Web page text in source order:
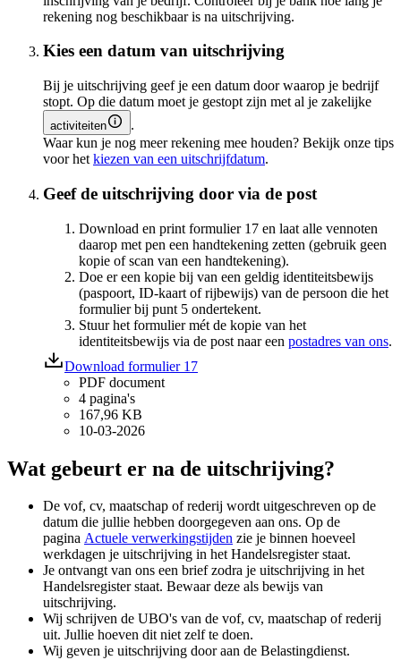
rekening nog beschikbaar is na uitschrijving.
Kies een datum van uitschrijving
Bij je uitschrijving geef je een datum door waarop je bedrijf
stopt. Op die datum moet je gestopt zijn met al je zakelijke
activiteiten
.
Waar kun je nog meer rekening mee houden? Bekijk onze tips
voor het kiezen van een uitschrijfdatum.
Geef de uitschrijving door via de post
Download en print formulier 17 en laat alle vennoten
daarop met pen een handtekening zetten (gebruik geen
kopie of scan van een handtekening).
Doe er een kopie bij van een geldig identiteitsbewijs
(paspoort, ID-kaart of rijbewijs) van de persoon die het
formulier bij punt 5 ondertekent.
Stuur het formulier mét de kopie van het
identiteitsbewijs via de post naar een postadres van ons.
Download formulier 17
PDF document
4 pagina's
167,96 KB
10-03-2026
Wat gebeurt er na de uitschrijving?
De vof, cv, maatschap of rederij wordt uitgeschreven op de
datum die jullie hebben doorgegeven aan ons. Op de
pagina Actuele verwerkingstijden zie je binnen hoeveel
werkdagen je uitschrijving in het Handelsregister staat.
Je ontvangt van ons een brief zodra je uitschrijving in het
Handelsregister staat. Bewaar deze als bewijs van
uitschrijving.
Wij schrijven de UBO's van de vof, cv, maatschap of rederij
uit. Jullie hoeven dit niet zelf te doen.
Wij geven je uitschrijving door aan de Belastingdienst.